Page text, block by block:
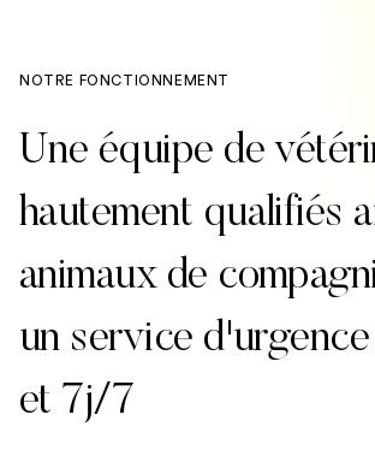
NOTRE FONCTIONNEMENT
Une équipe de
hautement qualifiés
animaux de
un service
et 7j/7